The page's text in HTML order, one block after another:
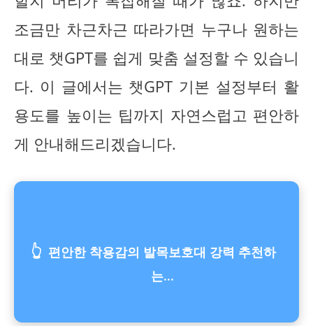
조금만 차근차근 따라가면 누구나 원하는
대로 챗GPT를 쉽게 맞춤 설정할 수 있습니
다. 이 글에서는 챗GPT 기본 설정부터 활
용도를 높이는 팁까지 자연스럽고 편안하
게 안내해드리겠습니다.
👆 편안한 착용감의 발목보호대 강력 추천하
는...